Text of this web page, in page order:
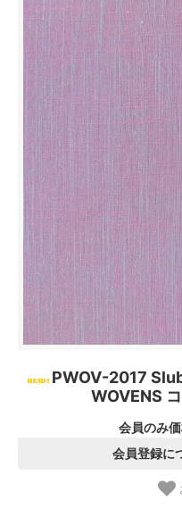
PWOV-2017
WOVENS
会員のみ
会員登録に